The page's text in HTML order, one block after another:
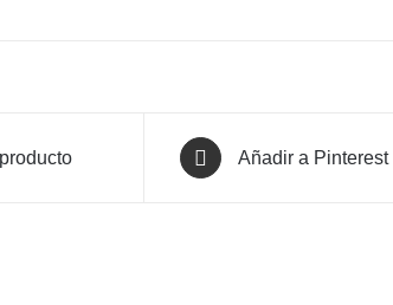
Añadir a Pinterest